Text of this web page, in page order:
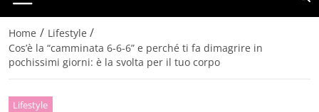
Home / Lifestyle /
Cos’è la “camminata 6-6-6” e perché ti fa dimagrire in
pochissimi giorni: è la svolta per il tuo corpo
Lifestyle